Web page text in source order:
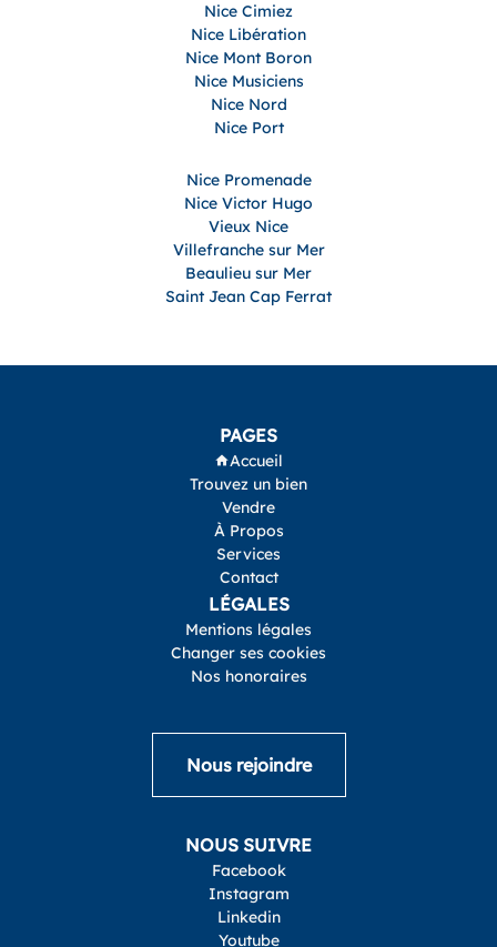
Nice Cimiez
Nice Libération
Nice Mont Boron
Nice Musiciens
Nice Nord
Nice Port
Nice Promenade
Nice Victor Hugo
Vieux Nice
Villefranche sur Mer
Beaulieu sur Mer
Saint Jean Cap Ferrat
PAGES
Accueil
Trouvez un bien
Vendre
À Propos
Services
Contact
LÉGALES
Mentions légales
Changer ses cookies
Nos honoraires
Nous rejoindre
NOUS SUIVRE
Facebook
Instagram
Linkedin
Youtube